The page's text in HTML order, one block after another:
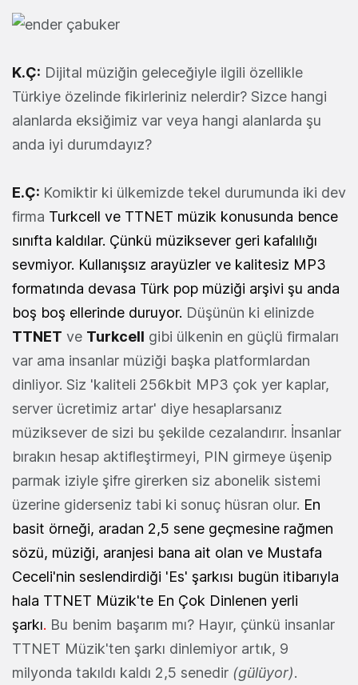
K.Ç: Dijital müziğin geleceğiyle ilgili özellikle
Türkiye özelinde fikirleriniz nelerdir? Sizce hangi
alanlarda eksiğimiz var veya hangi alanlarda şu
anda iyi durumdayız?
E.Ç: Komiktir ki ülkemizde tekel durumunda iki dev
firma Turkcell ve TTNET müzik konusunda bence
sınıfta kaldılar. Çünkü müziksever geri kafalılığı
sevmiyor. Kullanışsız arayüzler ve kalitesiz MP3
formatında devasa Türk pop müziği arşivi şu anda
boş boş ellerinde duruyor. Düşünün ki elinizde
TTNET ve Turkcell gibi ülkenin en güçlü firmaları
var ama insanlar müziği başka platformlardan
dinliyor. Siz 'kaliteli 256kbit MP3 çok yer kaplar,
server ücretimiz artar' diye hesaplarsanız
müziksever de sizi bu şekilde cezalandırır. İnsanlar
bırakın hesap aktifleştirmeyi, PIN girmeye üşenip
parmak iziyle şifre girerken siz abonelik sistemi
üzerine giderseniz tabi ki sonuç hüsran olur. En
basit örneği, aradan 2,5 sene geçmesine rağmen
sözü, müziği, aranjesi bana ait olan ve Mustafa
Ceceli'nin seslendirdiği 'Es' şarkısı bugün itibarıyla
hala TTNET Müzik'te En Çok Dinlenen yerli
şarkı. Bu benim başarım mı? Hayır, çünkü insanlar
TTNET Müzik'ten şarkı dinlemiyor artık, 9
milyonda takıldı kaldı 2,5 senedir (gülüyor).